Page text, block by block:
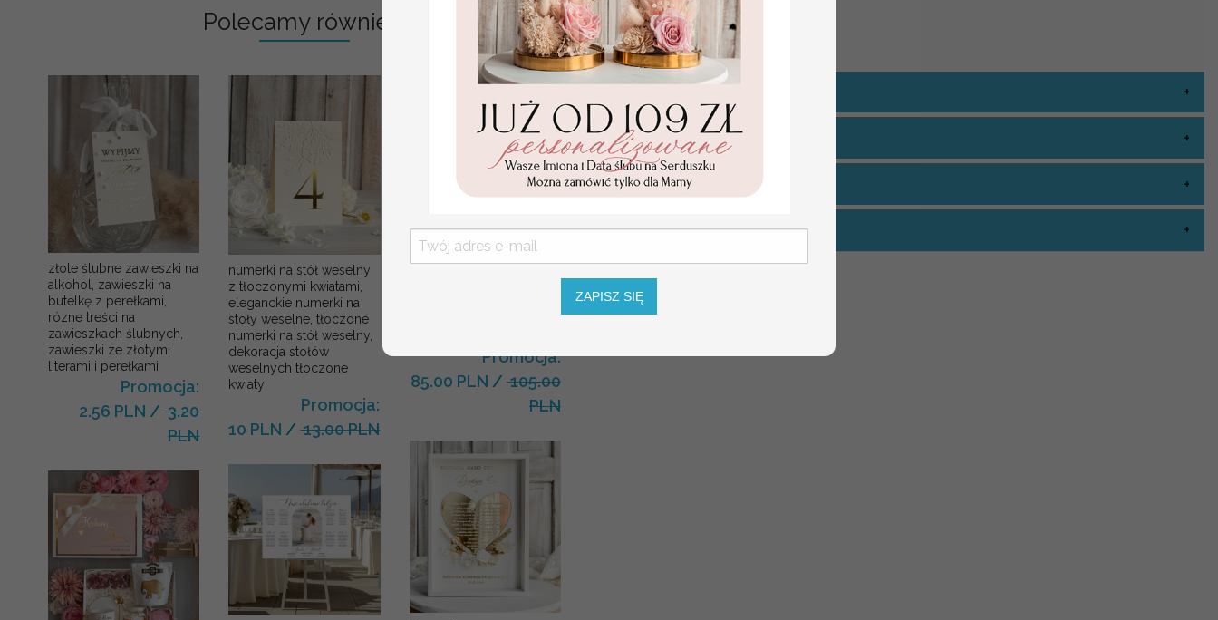
Polecamy również:
złote ślubne zawieszki na
alkohol, zawieszki na
butelkę z perełkami,
rózne treści na
zawieszkach ślubnych,
zawieszki ze złotymi
literami i perełkami
Promocja:
2.56 PLN /3.20
PLN
numerki na stół weselny
z tłoczonymi kwiatami,
eleganckie numerki na
stoły weselne, tłoczone
numerki na stół weselny,
dekoracja stołów
weselnych tłoczone
kwiaty
Promocja:
10 PLN /13.00 PLN
Statuetka pamiątka
Promocja:
85.00 PLN / 105.00
PLN
KOLOR SZNURKA
OPCJE WINIETKI
SZNUREK
ZAPISZ SIĘ